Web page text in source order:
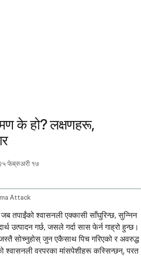
के हो? लक्षणहरू,
फेब्रुअरी १७
Attack
तपाईंको श्वासनली एक्कासी साँघुरिन्छ, सुन्निन
उत्पादन गर्छ, जसले गर्दा सास फेर्न गाह्रो हुन्छ।
सोच्नुहोस् जुन एकैसाथ पिच गरिएको र अवरुद्ध
वरपरका मांसपेशीहरू कस्सिन्छन्, परत